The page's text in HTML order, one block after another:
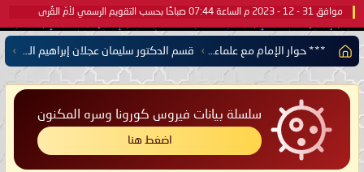
موافق 31 - 12 - 2023 م الساعة 07:44 صباحًا بحسب التقويم الرسمي لأمّ القُرى
سلسلة بيانات فيروس كورونا وسره المكنون
اضغط هنا